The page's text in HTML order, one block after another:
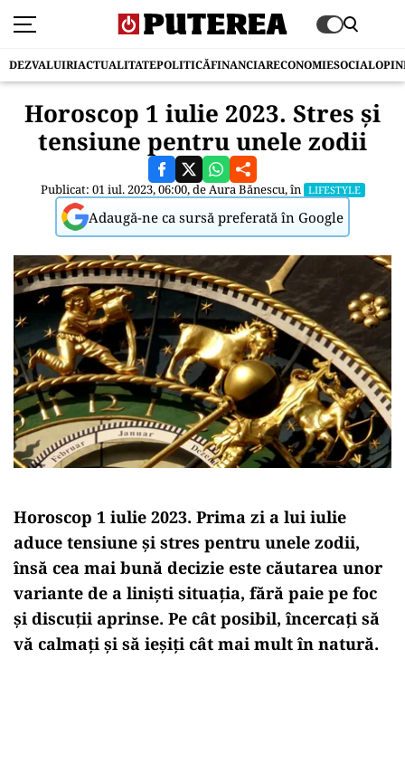
DEZVALUIRIACTUALITATEPOLITICĂFINANCIARECONOMIESOCIAL
Horoscop 1 iulie 2023. Stres și
tensiune pentru unele zodii
Publicat: 01 iul. 2023, 06:00, deAura Bănescu, în LIFESTYLE
Adaugă-ne ca sursă preferată în Google
Horoscop 1 iulie 2023. Prima zi a lui iulie
aduce tensiune și stres pentru unele zodii,
însă cea mai bună decizie este căutarea unor
variante de a liniști situația, fără paie pe foc
și discuții aprinse. Pe cât posibil, încercați să
vă calmați și să ieșiți cât mai mult în natură.